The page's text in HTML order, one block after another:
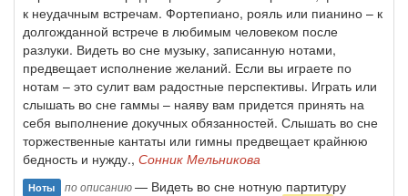
к неудачным встречам. Фортепиано, рояль или пианино – к
долгожданной встрече в любимым человеком после
разлуки. Видеть во сне музыку, записанную нотами,
предвещает исполнение желаний. Если вы играете по
нотам – это сулит вам радостные перспективы. Играть или
слышать во сне гаммы – наяву вам придется принять на
себя выполнение докучных обязанностей. Слышать во сне
торжественные кантаты или гимны предвещает крайнюю
бедность и нужду., Сонник Мельникова
Ноты по описанию— Видеть во сне нотную партитуру